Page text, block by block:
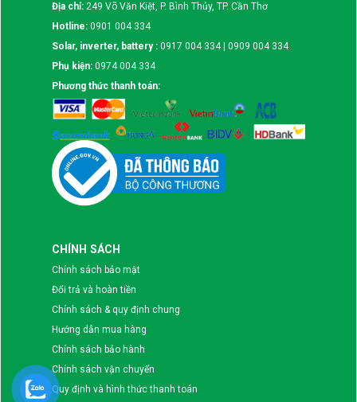
Địa chỉ: 249 Võ Văn Kiệt, P. Bình Thủy, TP. Cần Thơ
Hotline: 0901 004 334
Solar, inverter, battery : 0917 004 334 | 0909 004 334
Phụ kiện: 0974 004 334
Phương thức thanh toán:
CHÍNH SÁCH
Chính sách bảo mật
Đổi trả và hoàn tiền
Chính sách & quy định chung
Hướng dẫn mua hàng
Chính sách bảo hành
Chính sách vận chuyển
Quy định và hình thức thanh toán